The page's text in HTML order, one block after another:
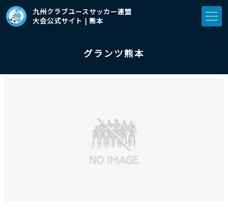
九州クラブユースサッカー連盟
大会公式サイト | 熊本
グランツ熊本